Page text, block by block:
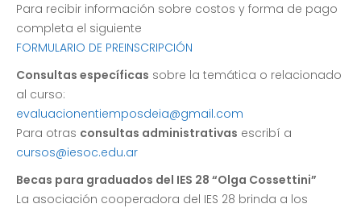
Para recibir información sobre costos y forma de pago
completa el siguiente
FORMULARIO DE PREINSCRIPCIÓN
Consultas específicas sobre la temática o relacionado
al curso:
evaluacionentiemposdeia@gmail.com
Para otras consultas administrativas escribí a
cursos@iesoc.edu.ar
Becas para graduados del IES 28 “Olga Cossettini”
La asociación cooperadora del IES 28 brinda a los